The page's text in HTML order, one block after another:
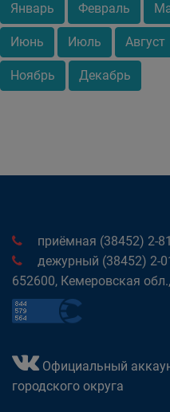
Январь Февраль
Июнь Июль Август
Ноябрь Декабрь
приёмная (38452) 2-
дежурный (38452) 2-
652600, Кемеровская
Официальный
городского округа